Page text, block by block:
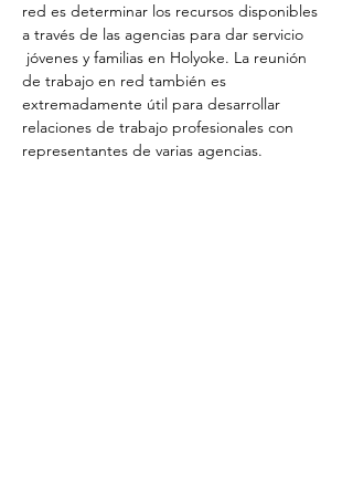
red es determinar los recursos disponibles
a través de las agencias para dar servicio
de trabajo en red también es
extremadamente útil para desarrollar
relaciones de trabajo profesionales con
representantes de varias agencias.